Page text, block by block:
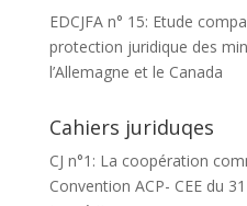
EDCJFA n° 15: Etude
protection juridique des
l’Allemagne et le Canada
Cahiers juriduqes
CJ n°1: La coopération
Convention ACP- CEE du